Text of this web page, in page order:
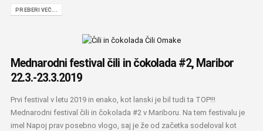
PREBERI VEČ...
Mednarodni festival čili in čokolada #2, Maribor
22.3.-23.3.2019
Prvi festival v letu 2019 in enako, kot lanski je bil tudi ta TOP!!!
Mednarodni festival čili in čokolada #2 v Mariboru. Na tem festivalu je
imel Napoj prav posebno vlogo, saj je že od začetka sodeloval kot